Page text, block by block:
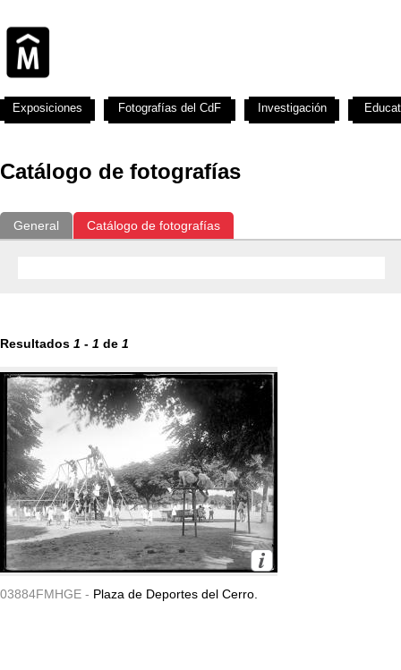
Catálogo de fotografías
General Catálogo de fotografías
Resultados 1 - 1 de 1
03884FMHGE - Plaza de Deportes del Cerro.
Exposiciones Fotografías del CdF Investigación